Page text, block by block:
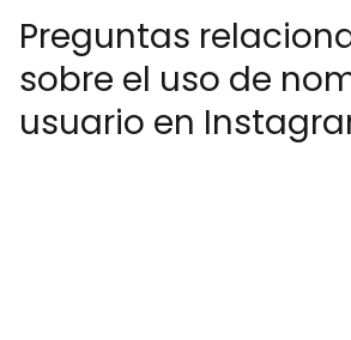
Preguntas
sobre el uso de
usuario en